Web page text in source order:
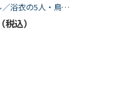
／浴衣の5人・鳥居